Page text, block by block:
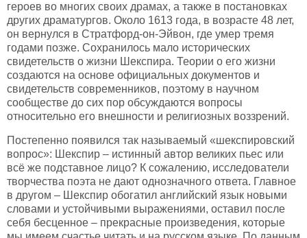
героев во многих своих драмах, а также в постановках
других драматургов. Около 1613 года, в возрасте 48 лет,
он вернулся в Стратфорд-он-Эйвон, где умер тремя
годами позже. Сохранилось мало исторических
свидетельств о жизни Шекспира. Теории о его жизни
создаются на основе официальных документов и
свидетельств современников, поэтому в научном
сообществе до сих пор обсуждаются вопросы
относительно его внешности и религиозных воззрений.
Постепенно появился так называемый «шекспировский
вопрос»: Шекспир – истинный автор великих пьес или
всё же подставное лицо? К сожалению, исследователи
творчества поэта не дают однозначного ответа. Главное
в другом – Шекспир обогатил английский язык новыми
словами и устойчивыми выражениями, оставил после
себя бесценное – прекрасные произведения, которые